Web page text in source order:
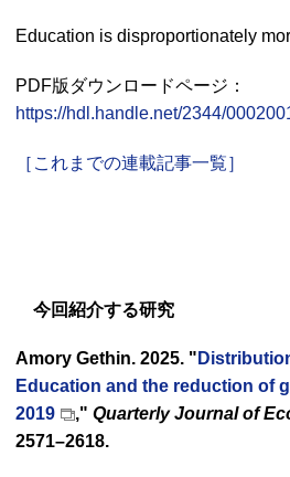
Education is disproportionately
PDF版ダウンロードページ：
https://hdl.handle.net/2344/
［これまでの連載記事一覧］
今回紹介する研究
Amory Gethin. 2025. "
Education and the reduction of
2019
," Quarterly Journal of
2571–2618.